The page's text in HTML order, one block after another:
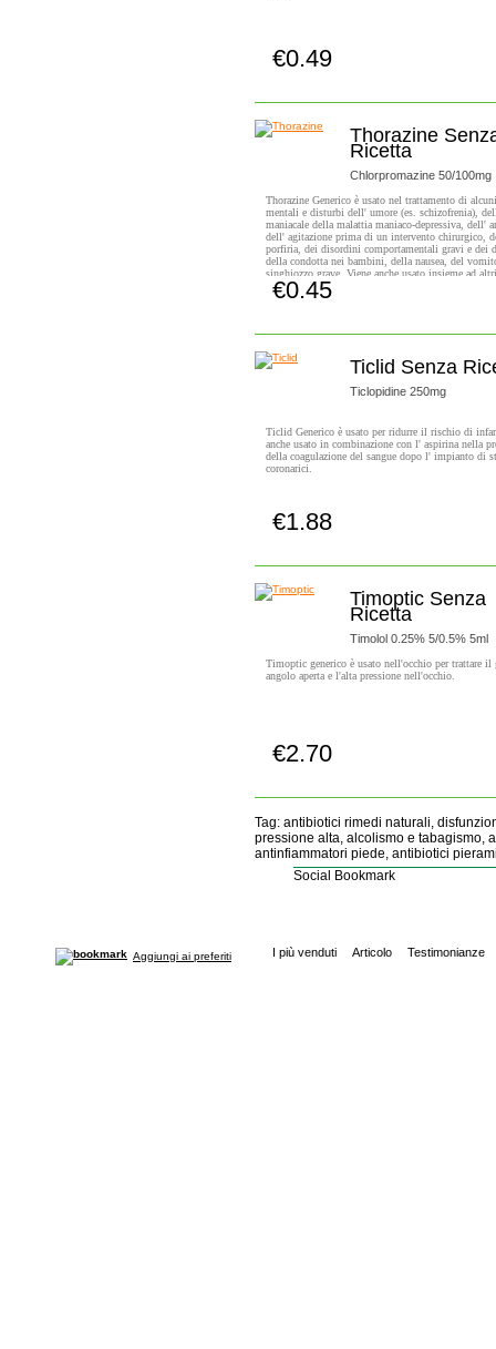
€0.49
Thorazine
Ricetta
Chlorpromazine 50/100mg
Thorazine Generico è usato nel trattamento di
mentali e disturbi dell' umore (es. schizofrenia),
maniacale della malattia maniaco-depressiva, dell'
dell' agitazione prima di un intervento chirurgico,
porfiria, dei disordini comportamentali gravi e dei
della condotta nei bambini, della nausea, del
singhiozzo grave. Viene anche usato insieme ad
nel trattamento dei sintomi associati al tetano.
€0.45
Ticlid Senza
Ticlopidine 250mg
Ticlid Generico è usato per ridurre il rischio di
anche usato in combinazione con l' aspirina nella
della coagulazione del sangue dopo l' impianto di
coronarici.
€1.88
Timoptic Senza
Ricetta
Timolol 0.25% 5/0.5% 5ml
Timoptic generico è usato nell'occhio per trattare il
angolo aperta e l'alta pressione nell'occhio.
€2.70
Tag: antibiotici rimedi naturali,
pressione alta, alcolismo e tabagismo,
antinfiammatori piede, antibiotici
Social Bookmark
Aggiungi ai preferiti I più venduti Articolo Testimonianze